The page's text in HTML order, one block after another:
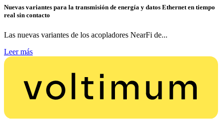
Nuevas variantes para la transmisión de energía y datos Ethernet en tiempo
real sin contacto
Las nuevas variantes de los acopladores NearFi de...
Leer más